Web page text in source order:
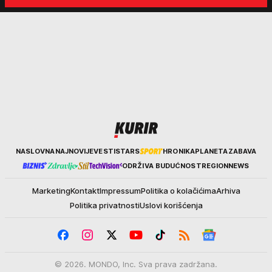
nekim ko nema para"
tortura..."
KurirNASLOVNANAJNOVIJEVESTISTARS HRONIKAPLANETAZABAVA
ODRŽIVA BUDUĆNOSTREGIONNEWS
MarketingKontaktImpressumPolitika o kolačićimaArhiva
Politika privatnostiUslovi korišćenja
© 2026. MONDO, Inc. Sva prava zadržana.